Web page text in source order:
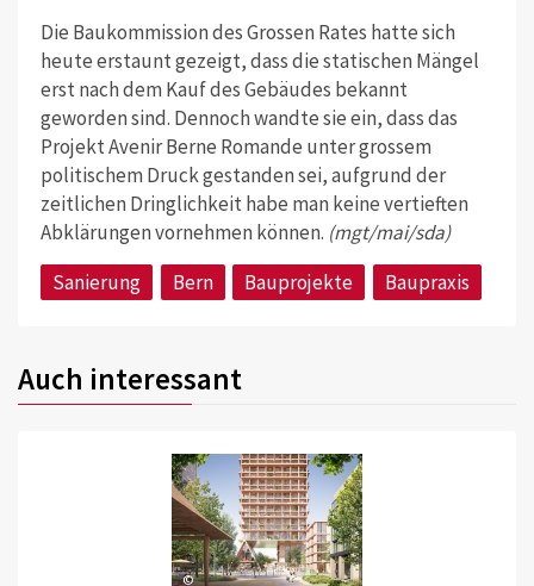
Die Baukommission des Grossen Rates hatte sich
heute erstaunt gezeigt, dass die statischen Mängel
erst nach dem Kauf des Gebäudes bekannt
geworden sind. Dennoch wandte sie ein, dass das
Projekt Avenir Berne Romande unter grossem
politischem Druck gestanden sei, aufgrund der
zeitlichen Dringlichkeit habe man keine vertieften
Abklärungen vornehmen können. (mgt/mai/sda)
Sanierung
Bern Bauprojekte Baupraxis
Auch interessant
©